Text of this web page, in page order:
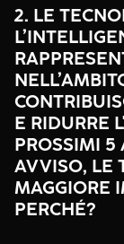
2. LE
E RIDURRE
PROSSIMI 5
AVVISO, LE
MAGGIORE
PERCHÉ?